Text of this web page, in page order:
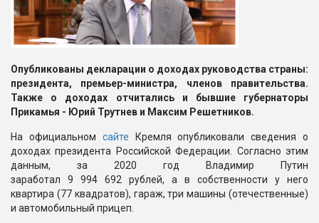
Опубликованы декларации о доходах руководства страны:
президента, премьер-министра, членов правительства.
Также о доходах отчитались и бывшие губернаторы
Прикамья - Юрий Трутнев и Максим Решетников.
На официальном сайте Кремля опубликовали сведения о
доходах президента Российской Федерации. Согласно этим
данным, за 2020 год Владимир Путин
заработал 9 994 692 рублей, а в собственности у него
квартира (77 квадратов), гараж, три машины (отечественные)
и автомобильный прицеп.